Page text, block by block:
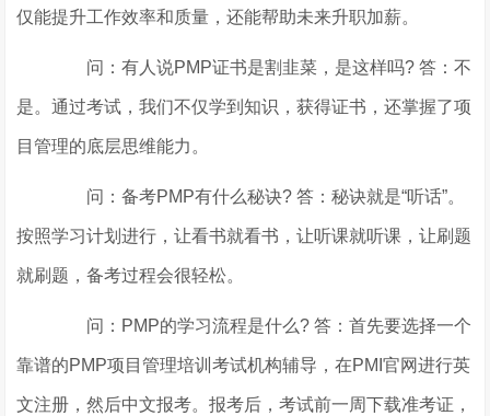
仅能提升工作效率和质量，还能帮助未来升职加薪。
问：有人说PMP证书是割韭菜，是这样吗? 答：不
是。通过考试，我们不仅学到知识，获得证书，还掌握了项
目管理的底层思维能力。
问：备考PMP有什么秘诀? 答：秘诀就是“听话”。
按照学习计划进行，让看书就看书，让听课就听课，让刷题
就刷题，备考过程会很轻松。
问：PMP的学习流程是什么? 答：首先要选择一个
靠谱的PMP项目管理培训考试机构辅导，在PMI官网进行英
文注册，然后中文报考。报考后，考试前一周下载准考证，